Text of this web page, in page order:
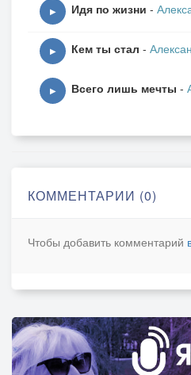
▶ Идя по жизни -
▶ Кем ты стал -
▶ Всего лишь мечты -
КОММЕНТАРИИ (0)
Чтобы добавить комментарий